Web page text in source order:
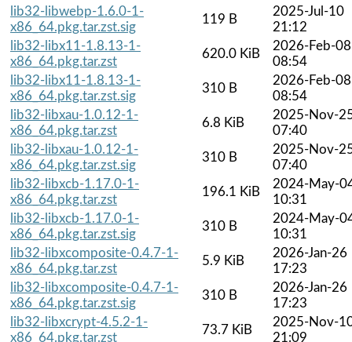
lib32-libwebp-1.6.0-1-
x86_64.pkg.tar.zst.sig
119 B
2025-Jul-10
21:12
lib32-libx11-1.8.13-1-
x86_64.pkg.tar.zst
620.0 KiB
2026-Feb-08
08:54
lib32-libx11-1.8.13-1-
x86_64.pkg.tar.zst.sig
310 B
2026-Feb-08
08:54
lib32-libxau-1.0.12-1-
x86_64.pkg.tar.zst
6.8 KiB
2025-Nov-
07:40
lib32-libxau-1.0.12-1-
x86_64.pkg.tar.zst.sig
310 B
2025-Nov-
07:40
lib32-libxcb-1.17.0-1-
x86_64.pkg.tar.zst
196.1 KiB
2024-May-
10:31
lib32-libxcb-1.17.0-1-
x86_64.pkg.tar.zst.sig
310 B
2024-May-
10:31
lib32-libxcomposite-0.4.7-1-
x86_64.pkg.tar.zst
5.9 KiB
2026-Jan-26
17:23
lib32-libxcomposite-0.4.7-1-
x86_64.pkg.tar.zst.sig
310 B
2026-Jan-26
17:23
lib32-libxcrypt-4.5.2-1-
x86_64.pkg.tar.zst
73.7 KiB
2025-Nov-
21:09